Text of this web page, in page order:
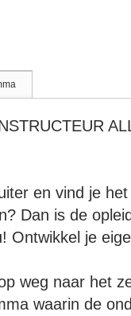
en vind je
Dan is de
Ontwikkel je
weg naar het
waarin de